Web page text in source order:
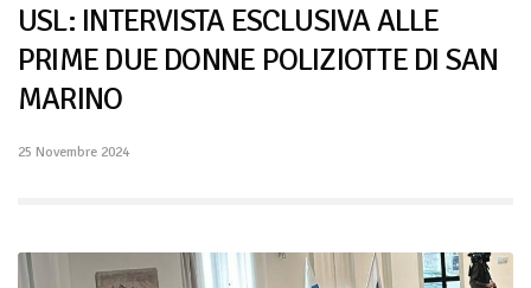
USL: INTERVISTA ESCLUSIVA ALLE
PRIME DUE DONNE POLIZIOTTE DI SAN
MARINO
25 Novembre 2024